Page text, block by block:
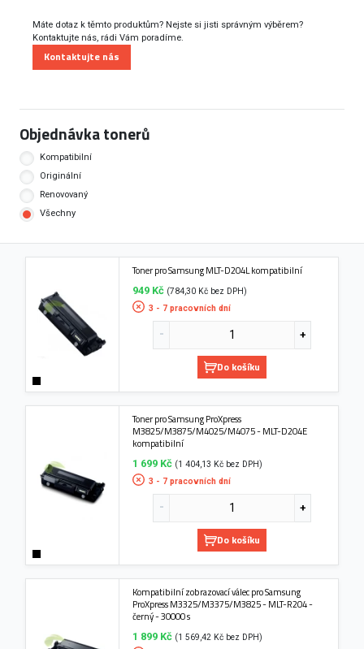
Máte dotaz k těmto produktům? Nejste si jisti správným výběrem?
Kontaktujte nás, rádi Vám poradíme.
Kontaktujte nás
Objednávka tonerů
Kompatibilní
Originální
Renovovaný
Všechny
Toner pro Samsung MLT-D204L kompatibilní
949 Kč (784,30 Kč bez DPH)
3 - 7 pracovních dní
Do košíku
Toner pro Samsung ProXpress
M3825/M3875/M4025/M4075 - MLT-D204E
kompatibilní
1 699 Kč (1 404,13 Kč bez DPH)
3 - 7 pracovních dní
Do košíku
Kompatibilní zobrazovací válec pro Samsung
ProXpress M3325/M3375/M3825 - MLT-R204 -
černý - 30000 s
1 899 Kč (1 569,42 Kč bez DPH)